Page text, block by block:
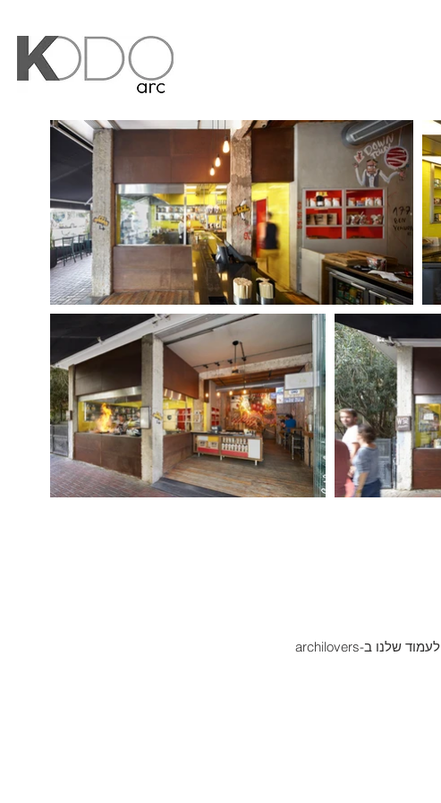
archilovers-לעמוד שלנו ב